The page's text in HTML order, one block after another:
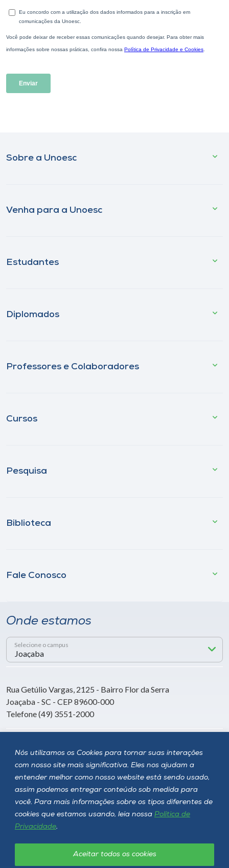
Nós utilizamos os Cookies para tornar suas interações
com nosso site mais significativa. Eles nos ajudam a
entender melhor como nosso website está sendo usado,
assim podemos entregar conteúdo sob medida para
você. Para mais informações sobre os tipos diferentes de
cookies que estamos usando, leia nossa Política de
Privacidade.
Aceitar todos os cookies
Sobre a Unoesc
Venha para a Unoesc
Estudantes
Diplomados
Professores e Colaboradores
Cursos
Pesquisa
Biblioteca
Fale Conosco
Onde estamos
Selecione o campus
Rua Getúlio Vargas, 2125 - Bairro Flor da Serra
Joaçaba - SC - CEP 89600-000
Telefone (49) 3551-2000
Siga a Unoesc
Política de privacidade LGPD